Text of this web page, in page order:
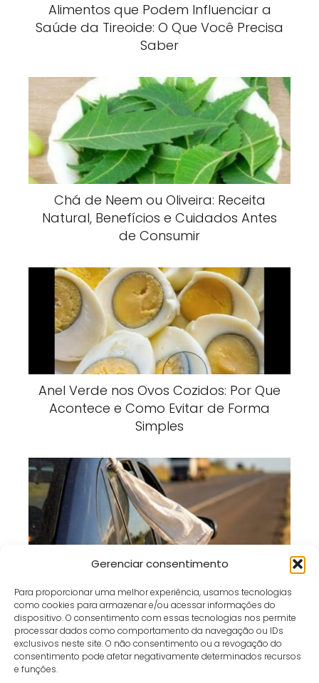
Gerenciar consentimento
Para proporcionar uma melhor experiência, usamos tecnologias
como cookies para armazenar e/ou acessar informações do
dispositivo. O consentimento com essas tecnologias nos permite
processar dados como comportamento da navegação ou IDs
exclusivos neste site. O não consentimento ou a revogação do
consentimento pode afetar negativamente determinados recursos
e funções.
Alimentos que Podem Influenciar a
Saúde da Tireoide: O Que Você Precisa
Saber
Chá de Neem ou Oliveira: Receita
Natural, Benefícios e Cuidados Antes
de Consumir
Anel Verde nos Ovos Cozidos: Por Que
Acontece e Como Evitar de Forma
Simples
Esse Sinal Significa nas Estradas?
Café e Gol